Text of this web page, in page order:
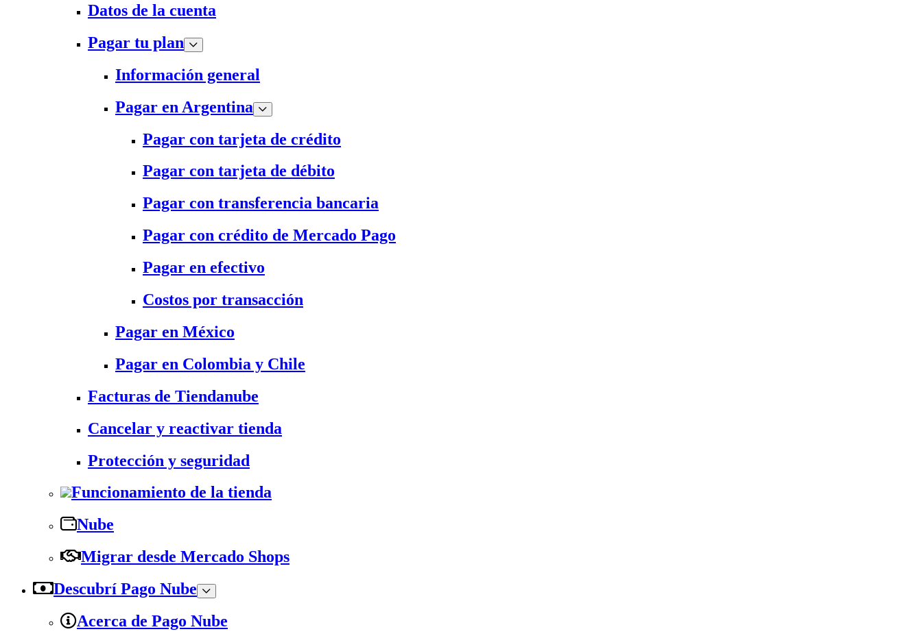
Datos de la cuenta
Pagar tu plan
Información general
Pagar en Argentina
Pagar con tarjeta de crédito
Pagar con tarjeta de débito
Pagar con transferencia bancaria
Pagar con crédito de Mercado Pago
Pagar en efectivo
Costos por transacción
Pagar en México
Pagar en Colombia y Chile
Facturas de Tiendanube
Cancelar y reactivar tienda
Protección y seguridad
Funcionamiento de la tienda
Nube
Migrar desde Mercado Shops
Descubrí Pago Nube
Acerca de Pago Nube